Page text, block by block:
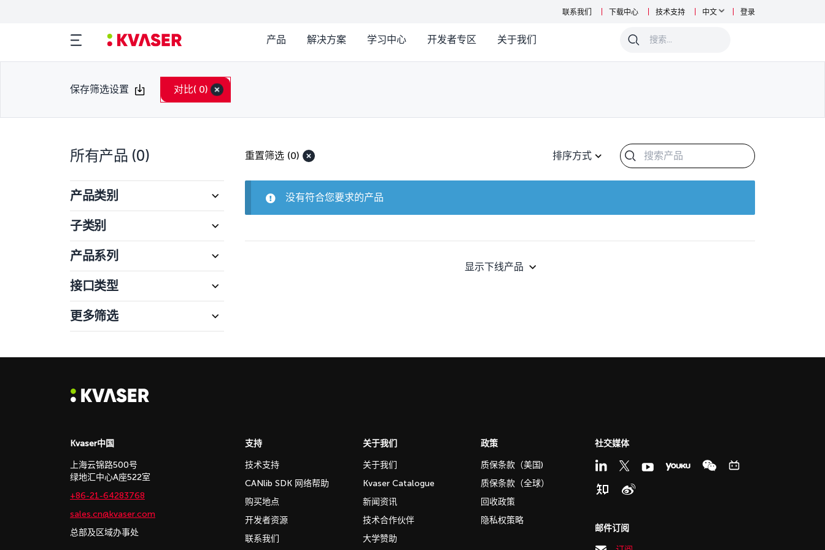
联系我们 下载中心 技术支持 中文 登录
产品 解决方案 学习中心 开发者专区 关于我们 0
保存筛选设置 对比( 0)
所有产品 (0) 重置筛选 (0) 排序方式
产品类别
子类别
产品系列
接口类型
更多筛选
没有符合您要求的产品
显示下线产品
Kvaser中国
上海云锦路500号
绿地汇中心A座522室
+86-21-64283768
sales.cn@kvaser.com
总部及区域办事处
支持
技术支持
CANlib SDK 网络帮助
购买地点
开发者资源
联系我们
关于我们
关于我们
Kvaser Catalogue
新闻资讯
技术合作伙伴
大学赞助
政策
质保条款（美国)
质保条款（全球）
回收政策
隐私权策略
社交媒体
邮件订阅